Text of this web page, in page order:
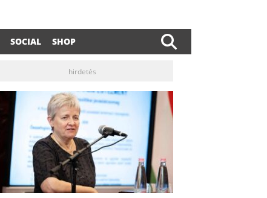
SOCIAL SHOP
hirdetés